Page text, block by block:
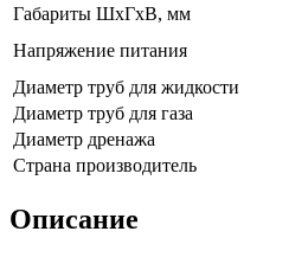
Габариты ШхГхВ, мм
Напряжение питания
Диаметр труб для жидкости
Диаметр труб для газа
Диаметр дренажа
Страна производитель
Описание